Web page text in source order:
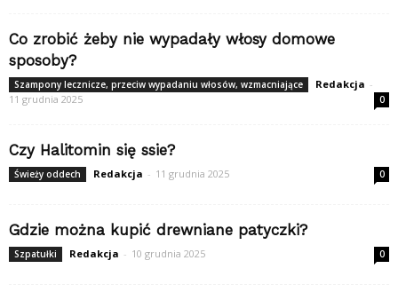
Co zrobić żeby nie wypadały włosy domowe
sposoby?
Szampony lecznicze, przeciw wypadaniu włosów, wzmacniające Redakcja -
11 grudnia 2025
0
Czy Halitomin się ssie?
Świeży oddech Redakcja - 11 grudnia 2025 0
Gdzie można kupić drewniane patyczki?
Szpatułki Redakcja - 10 grudnia 2025 0